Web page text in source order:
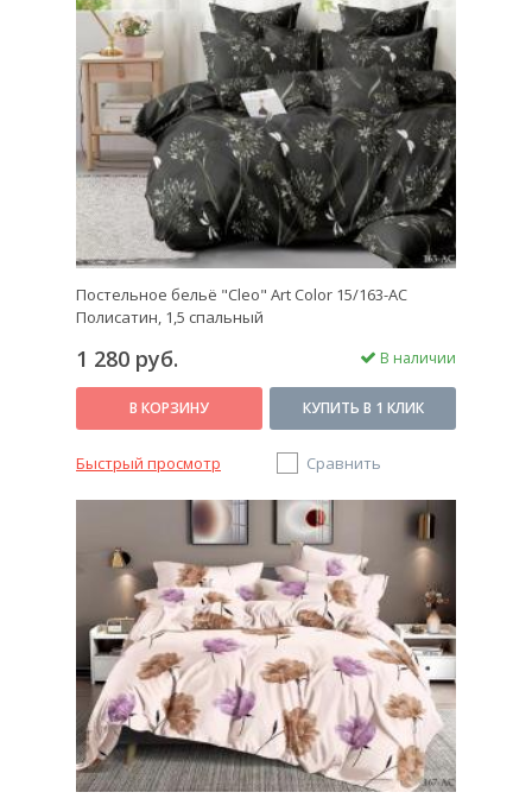
Постельное бельё "Cleo" Art Color 15/163-AC
Полисатин, 1,5 спальный
1 280 руб. В наличии
В КОРЗИНУ КУПИТЬ В 1 КЛИК
Быстрый просмотр Сравнить